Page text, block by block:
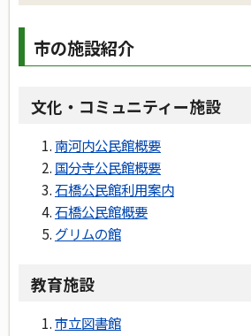
市の施設紹介
文化・コミュニティー施設
南河内公民館概要
国分寺公民館概要
石橋公民館利用案内
石橋公民館概要
グリムの館
教育施設
市立図書館